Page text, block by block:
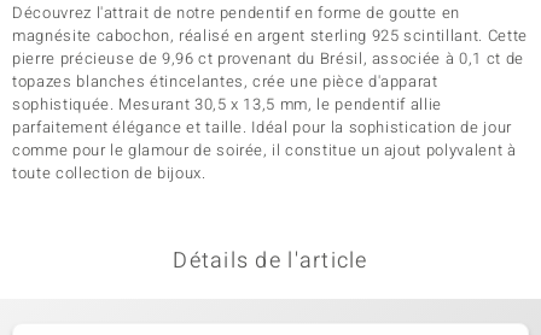
Découvrez l'attrait de notre pendentif en forme de goutte en
magnésite cabochon, réalisé en argent sterling 925 scintillant. Cette
pierre précieuse de 9,96 ct provenant du Brésil, associée à 0,1 ct de
topazes blanches étincelantes, crée une pièce d'apparat
sophistiquée. Mesurant 30,5 x 13,5 mm, le pendentif allie
parfaitement élégance et taille. Idéal pour la sophistication de jour
comme pour le glamour de soirée, il constitue un ajout polyvalent à
toute collection de bijoux.
Détails de l'article